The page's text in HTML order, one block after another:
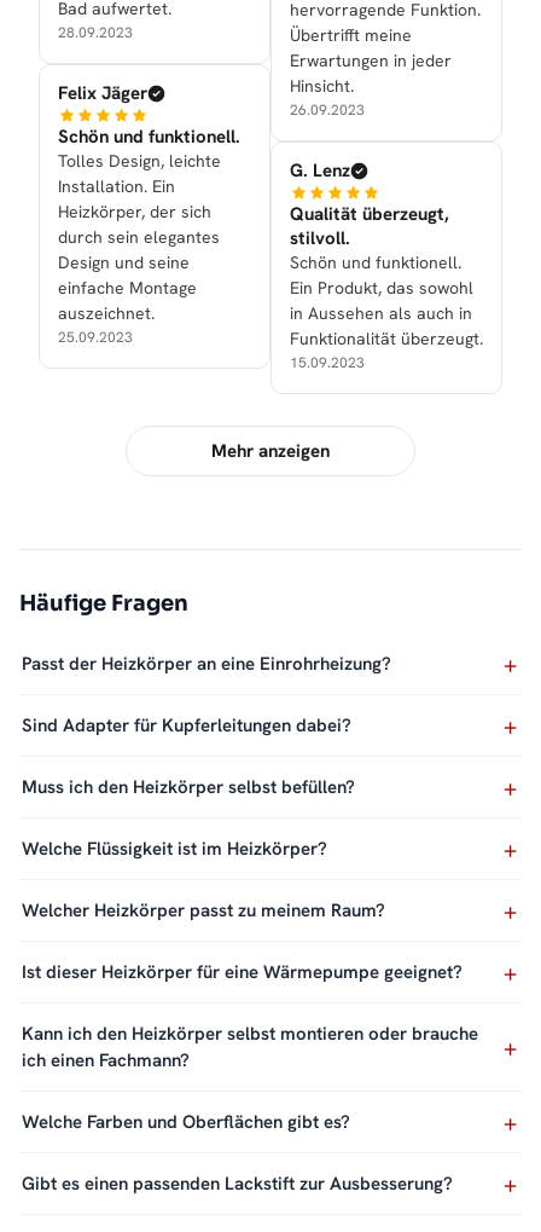
Bad aufwertet.
28.09.2023
Felix Jäger
Schön und funktionell.
Tolles Design, leichte
Installation. Ein
Heizkörper, der sich
durch sein elegantes
Design und seine
einfache Montage
auszeichnet.
25.09.2023
hervorragende Funktion.
Übertrifft meine
Erwartungen in jeder
Hinsicht.
26.09.2023
G. Lenz
Qualität überzeugt,
stilvoll.
Schön und funktionell.
Ein Produkt, das sowohl
in Aussehen als auch in
Funktionalität überzeugt.
15.09.2023
Mehr anzeigen
Häufige Fragen
Passt der Heizkörper an eine Einrohrheizung?
Sind Adapter für Kupferleitungen dabei?
Muss ich den Heizkörper selbst befüllen?
Welche Flüssigkeit ist im Heizkörper?
Welcher Heizkörper passt zu meinem Raum?
Ist dieser Heizkörper für eine Wärmepumpe geeignet?
Kann ich den Heizkörper selbst montieren oder brauche
ich einen Fachmann?
Welche Farben und Oberflächen gibt es?
Gibt es einen passenden Lackstift zur Ausbesserung?